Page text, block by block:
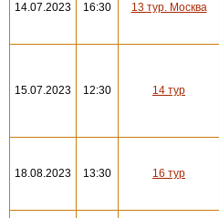
14.07.2023 16:30 13 тур. Москва
15.07.2023 12:30 14 тур
18.08.2023 13:30 16 тур